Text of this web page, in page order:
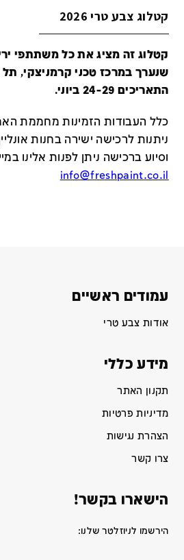
קטלוג צבע טרי 2026
שנערך במרכז טכני קרמניצקי, תל
התאריכים 24-29 ביוני.
כלל העבודות הזמינות מחממת
ניתנות לרכישה ישירה בחנות
וסיוע ברכישה ניתן לפנות אלינו
info@freshpaint.co.il
עמודים ראשיים
אודות צבע טרי
מידע כללי
תקנון האתר
מדיניות פרטיות
הצהרת נגישות
צרו קשר
הישארו בקשר!
הירשמו לניוזלטר שלנו: